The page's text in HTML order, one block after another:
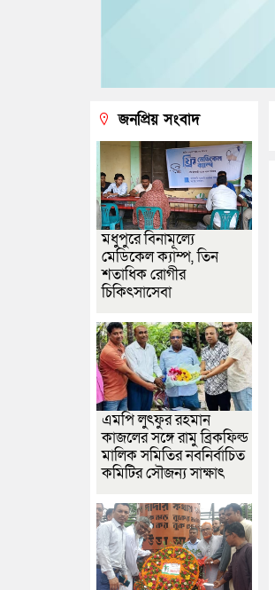
জনপ্রিয় সংবাদ
মধুপুরে বিনামূল্যে
মেডিকেল ক্যাম্প, তিন
শতাধিক রোগীর
চিকিৎসাসেবা
এমপি লুৎফুর রহমান
কাজলের সঙ্গে রামু ব্রিকফিল্ড
মালিক সমিতির নবনির্বাচিত
কমিটির সৌজন্য সাক্ষাৎ